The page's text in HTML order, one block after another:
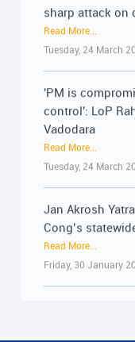
મોદી સરકારની
કરોડનું મોટું કૌભાંડ
Read More...
Thursday, 18 June
મોદી સરકારની
કરોડનું મોટું
Read More...
Thursday, 18 June
ખેડૂત અધિકાર
લડતની જાહેરાત :
Read More...
Wednesday, 17 June
Read More...
Tuesday, 24 March
'PM is
control': LoP
Vadodara
Read More...
Tuesday, 24 March
Jan Akrosh
Cong’s
Read More...
Friday, 30 January
जूनागढ़ में गरजे राहुल